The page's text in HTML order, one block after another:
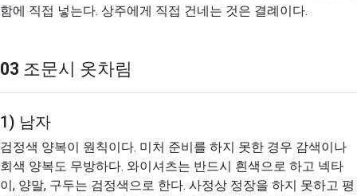
함에 직접 넣는다. 상주에게 직접 건네는 것은 결례이다.
03 조문시 옷차림
1) 남자
검정색 양복이 원칙이다. 미처 준비를 하지 못한 경우 감색이나
회색 양복도 무방하다. 와이셔츠는 반드시 흰색으로 하고 넥타
이, 양말, 구두는 검정색으로 한다. 사정상 정장을 하지 못하고 평